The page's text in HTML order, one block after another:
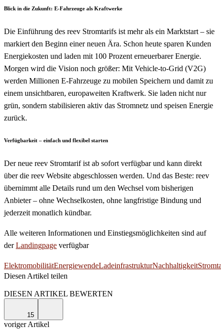
Blick in die Zukunft: E-Fahrzeuge als Kraftwerke
Die Einführung des reev Stromtarifs ist mehr als ein Marktstart – sie
markiert den Beginn einer neuen Ära. Schon heute sparen Kunden
Energiekosten und laden mit 100 Prozent erneuerbarer Energie.
Morgen wird die Vision noch größer: Mit Vehicle-to-Grid (V2G)
werden Millionen E-Fahrzeuge zu mobilen Speichern und damit zu
einem unsichtbaren, europaweiten Kraftwerk. Sie laden nicht nur
grün, sondern stabilisieren aktiv das Stromnetz und speisen Energie
zurück.
Verfügbarkeit – einfach und flexibel starten
Der neue reev Stromtarif ist ab sofort verfügbar und kann direkt
über die reev Website abgeschlossen werden. Und das Beste: reev
übernimmt alle Details rund um den Wechsel vom bisherigen
Anbieter – ohne Wechselkosten, ohne langfristige Bindung und
jederzeit monatlich kündbar.
Alle weiteren Informationen und Einstiegsmöglichkeiten sind auf
derLandingpage verfügbar
ElektromobilitätEnergiewendeLadeinfrastrukturNachhaltigkeit
Diesen Artikel teilen
DIESEN ARTIKEL BEWERTEN
15
voriger Artikel